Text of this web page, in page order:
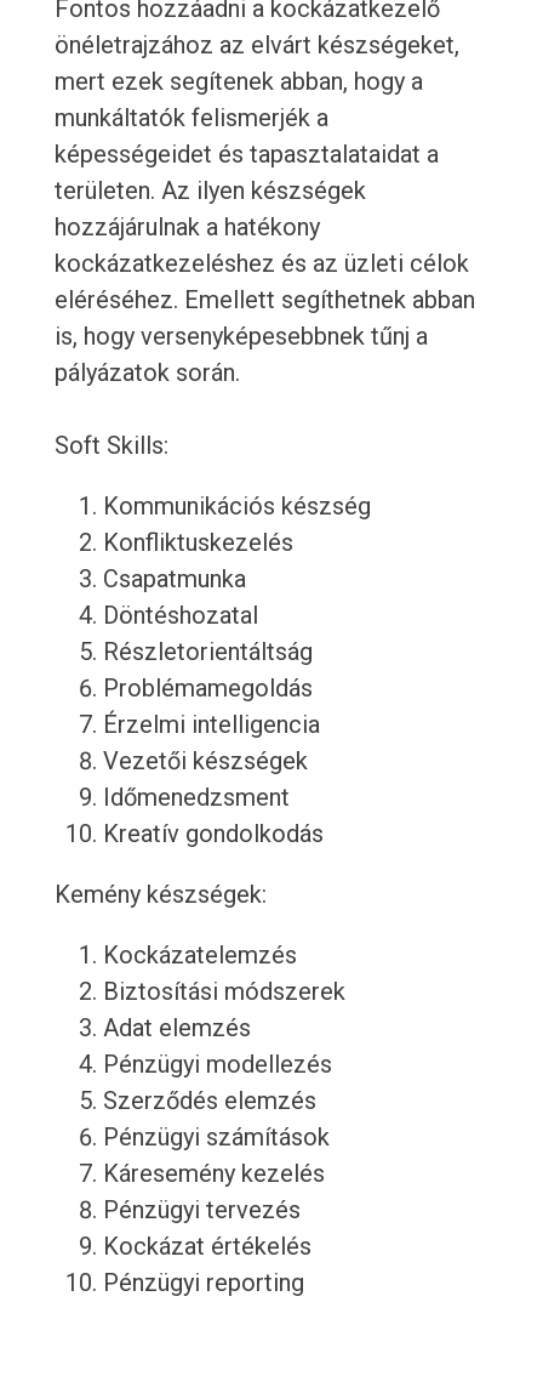
Fontos hozzáadni a kockázatkezelő
önéletrajzához az elvárt készségeket,
mert ezek segítenek abban, hogy a
munkáltatók felismerjék a
képességeidet és tapasztalataidat a
területen. Az ilyen készségek
hozzájárulnak a hatékony
kockázatkezeléshez és az üzleti célok
eléréséhez. Emellett segíthetnek abban
is, hogy versenyképesebbnek tűnj a
pályázatok során.
Soft Skills:
Kommunikációs készség
Konfliktuskezelés
Csapatmunka
Döntéshozatal
Részletorientáltság
Problémamegoldás
Érzelmi intelligencia
Vezetői készségek
Időmenedzsment
Kreatív gondolkodás
Kemény készségek:
Kockázatelemzés
Biztosítási módszerek
Adat elemzés
Pénzügyi modellezés
Szerződés elemzés
Pénzügyi számítások
Káresemény kezelés
Pénzügyi tervezés
Kockázat értékelés
Pénzügyi reporting